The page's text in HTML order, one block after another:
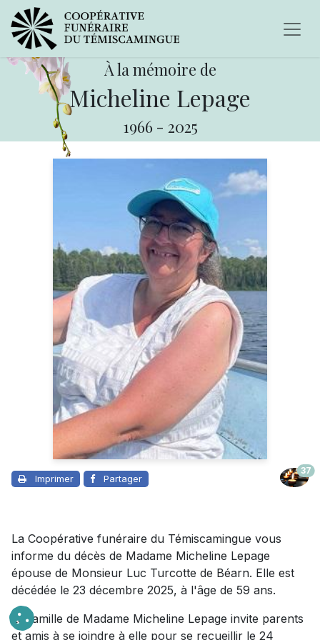
À la mémoire de
Micheline Lepage
1966 - 2025
Imprimer Partager
37
La Coopérative funéraire du Témiscamingue vous
informe du décès de Madame Micheline Lepage
épouse de Monsieur Luc Turcotte de Béarn. Elle est
décédée le 23 décembre 2025, à l'âge de 59 ans.
La famille de Madame Micheline Lepage invite parents
et amis à se joindre à elle pour se recueillir le 24